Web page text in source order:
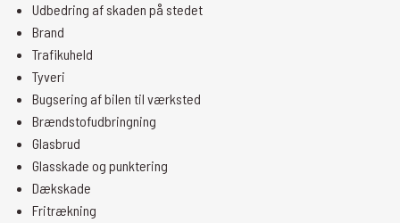
Udbedring af skaden på stedet
Brand
Trafikuheld
Tyveri
Bugsering af bilen til værksted
Brændstofudbringning
Glasbrud
Glasskade og punktering
Dækskade
Fritrækning